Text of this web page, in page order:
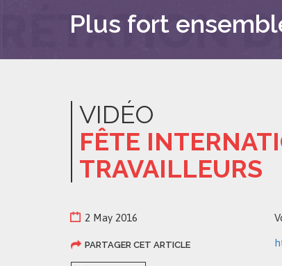
Plus fort
VIDÉO
FÊTE
TRAVAILLEURS
2 May 2016
PARTAGER CET ARTICLE